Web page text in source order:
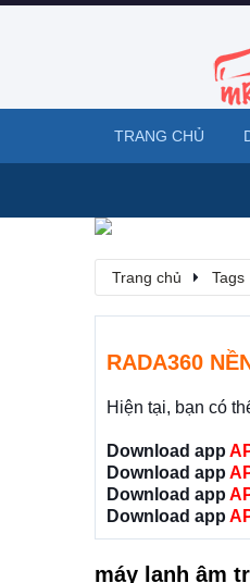
Trang chủ Tags
RADA360
Hiện tại, bạn có
Download app
Download app
Download app
Download app
máy lạnh âm
TRANG CHỦ